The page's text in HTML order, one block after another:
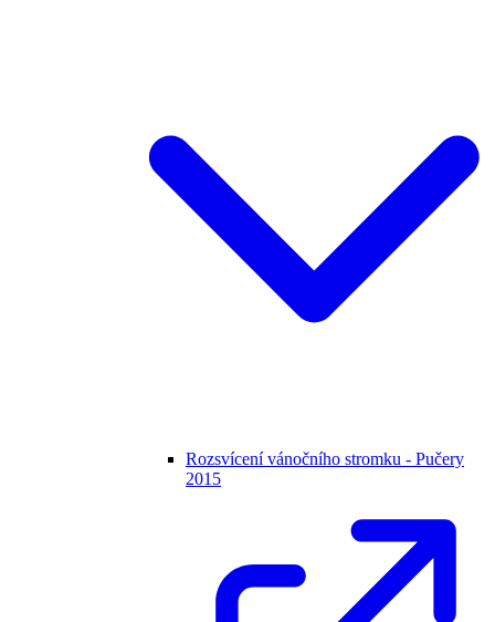
Rozsvícení vánočního stromku - Pučery
2015